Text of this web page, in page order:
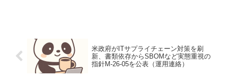
米政府がITサプライチェーン対策を刷
新、書類依存からSBOMなど実態重視の
指針M-26-05を公表（運用連絡）